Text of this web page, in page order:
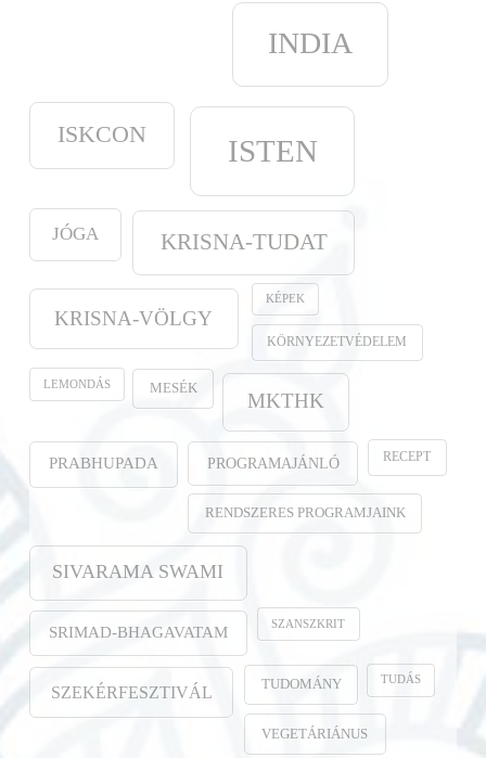
INDIA
ISKCON ISTEN
JÓGA KRISNA-TUDAT
KRISNA-VÖLGY
KÉPEK
KÖRNYEZETVÉDELEM
LEMONDÁS MESÉK
MKTHK
PRABHUPADA PROGRAMAJÁNLÓ RECEPT
RENDSZERES PROGRAMJAINK
SIVARAMA SWAMI
SRIMAD-BHAGAVATAM SZANSZKRIT
SZEKÉRFESZTIVÁL TUDOMÁNY TUDÁS
VEGETÁRIÁNUS